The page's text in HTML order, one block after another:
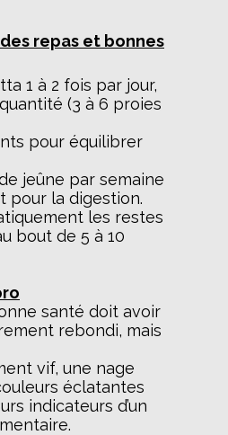
repas et bonnes
1 à 2 fois par jour,
(3 à 6 proies
pour équilibrer
jeûne par semaine
pour la digestion.
les restes
bout de 5 à 10
santé doit avoir
rebondi, mais
vif, une nage
éclatantes
indicateurs d’un